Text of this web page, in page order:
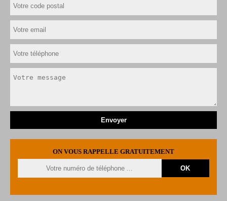
ON VOUS RAPPELLE GRATUITEMENT